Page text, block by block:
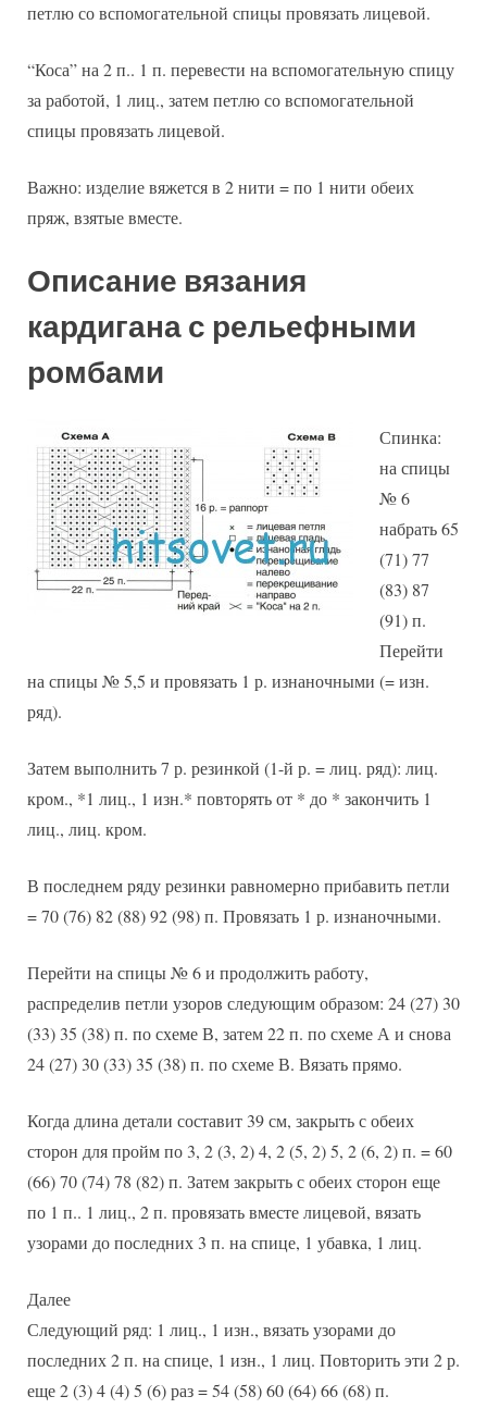
петлю со вспомогательной спицы провязать лицевой.
“Коса” на 2 п.. 1 п. перевести на вспомогательную спицу
за работой, 1 лиц., затем петлю со вспомогательной
спицы провязать лицевой.
Важно: изделие вяжется в 2 нити = по 1 нити обеих
пряж, взятые вместе.
Описание вязания
кардигана с рельефными
ромбами
Спинка:
на спицы
№ 6
набрать 65
(71) 77
(83) 87
(91) п.
Перейти
на спицы № 5,5 и провязать 1 р. изнаночными (= изн.
ряд).
Затем выполнить 7 р. резинкой (1-й р. = лиц. ряд): лиц.
кром., *1 лиц., 1 изн.* повторять от * до * закончить 1
лиц., лиц. кром.
В последнем ряду резинки равномерно прибавить петли
= 70 (76) 82 (88) 92 (98) п. Провязать 1 р. изнаночными.
Перейти на спицы № 6 и продолжить работу,
распределив петли узоров следующим образом: 24 (27) 30
(33) 35 (38) п. по схеме В, затем 22 п. по схеме А и снова
24 (27) 30 (33) 35 (38) п. по схеме В. Вязать прямо.
Когда длина детали составит 39 см, закрыть с обеих
сторон для пройм по 3, 2 (3, 2) 4, 2 (5, 2) 5, 2 (6, 2) п. = 60
(66) 70 (74) 78 (82) п. Затем закрыть с обеих сторон еще
по 1 п.. 1 лиц., 2 п. провязать вместе лицевой, вязать
узорами до последних 3 п. на спице, 1 убавка, 1 лиц.
Далее
Следующий ряд: 1 лиц., 1 изн., вязать узорами до
последних 2 п. на спице, 1 изн., 1 лиц. Повторить эти 2 р.
еще 2 (3) 4 (4) 5 (6) раз = 54 (58) 60 (64) 66 (68) п.